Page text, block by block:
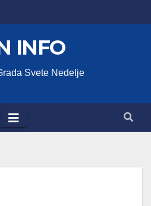
INFO
Svete Nedelje